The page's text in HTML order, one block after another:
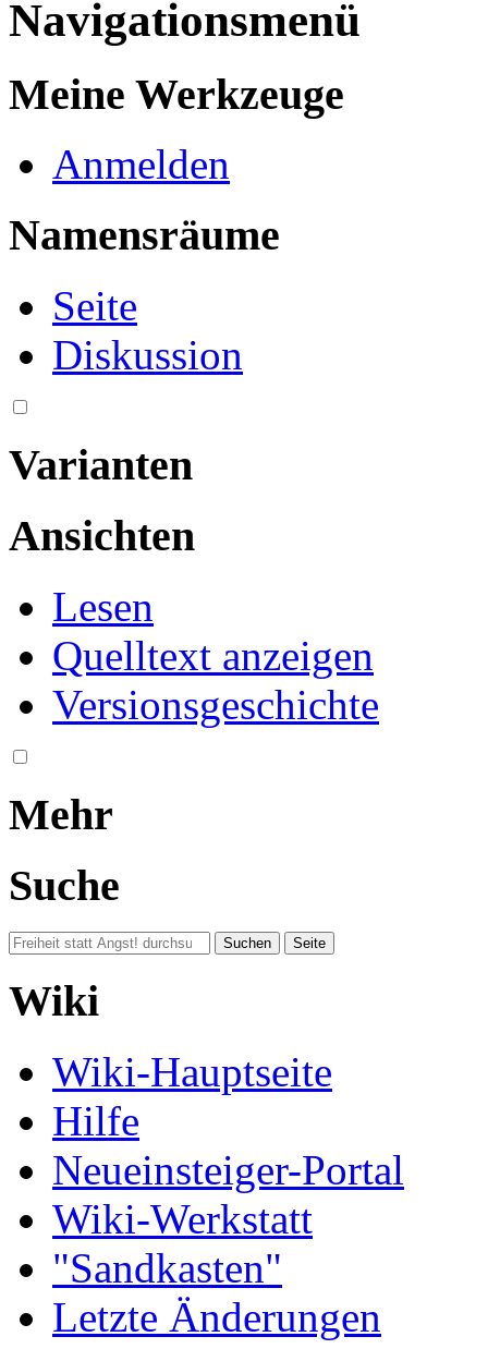
Navigationsmenü
Meine Werkzeuge
Anmelden
Namensräume
Seite
Diskussion
Varianten
Ansichten
Lesen
Quelltext anzeigen
Versionsgeschichte
Mehr
Suche
Wiki
Wiki-Hauptseite
Hilfe
Neueinsteiger-Portal
Wiki-Werkstatt
"Sandkasten"
Letzte Änderungen